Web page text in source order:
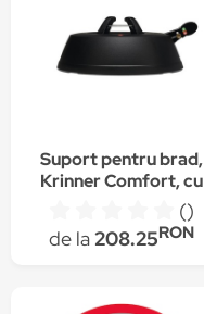
Suport pentru brad,
Krinner Comfort, cu
rezervor de apa si
diametrul reglabil,
plastic, negru
()
de la208.25RON